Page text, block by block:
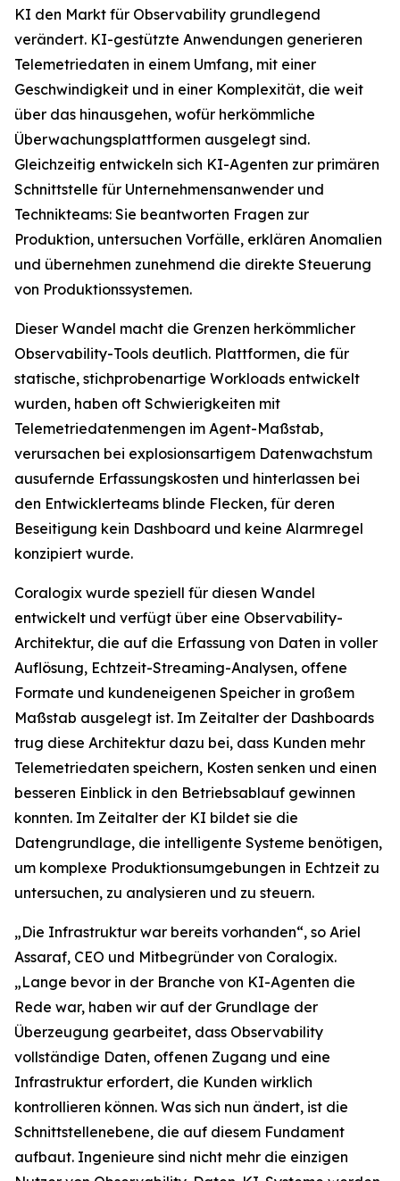
KI den Markt für Observability grundlegend
verändert. KI-gestützte Anwendungen generieren
Telemetriedaten in einem Umfang, mit einer
Geschwindigkeit und in einer Komplexität, die weit
über das hinausgehen, wofür herkömmliche
Überwachungsplattformen ausgelegt sind.
Gleichzeitig entwickeln sich KI-Agenten zur primären
Schnittstelle für Unternehmensanwender und
Technikteams: Sie beantworten Fragen zur
Produktion, untersuchen Vorfälle, erklären Anomalien
und übernehmen zunehmend die direkte Steuerung
von Produktionssystemen.
Dieser Wandel macht die Grenzen herkömmlicher
Observability-Tools deutlich. Plattformen, die für
statische, stichprobenartige Workloads entwickelt
wurden, haben oft Schwierigkeiten mit
Telemetriedatenmengen im Agent-Maßstab,
verursachen bei explosionsartigem Datenwachstum
ausufernde Erfassungskosten und hinterlassen bei
den Entwicklerteams blinde Flecken, für deren
Beseitigung kein Dashboard und keine Alarmregel
konzipiert wurde.
Coralogix wurde speziell für diesen Wandel
entwickelt und verfügt über eine Observability-
Architektur, die auf die Erfassung von Daten in voller
Auflösung, Echtzeit-Streaming-Analysen, offene
Formate und kundeneigenen Speicher in großem
Maßstab ausgelegt ist. Im Zeitalter der Dashboards
trug diese Architektur dazu bei, dass Kunden mehr
Telemetriedaten speichern, Kosten senken und einen
besseren Einblick in den Betriebsablauf gewinnen
konnten. Im Zeitalter der KI bildet sie die
Datengrundlage, die intelligente Systeme benötigen,
um komplexe Produktionsumgebungen in Echtzeit zu
untersuchen, zu analysieren und zu steuern.
„Die Infrastruktur war bereits vorhanden“, so Ariel
Assaraf, CEO und Mitbegründer von Coralogix.
„Lange bevor in der Branche von KI-Agenten die
Rede war, haben wir auf der Grundlage der
Überzeugung gearbeitet, dass Observability
vollständige Daten, offenen Zugang und eine
Infrastruktur erfordert, die Kunden wirklich
kontrollieren können. Was sich nun ändert, ist die
Schnittstellenebene, die auf diesem Fundament
aufbaut. Ingenieure sind nicht mehr die einzigen